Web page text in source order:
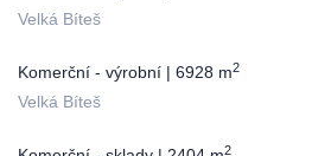
Velká Bíteš
Komerční - výrobní | 6928 m2
Velká Bíteš
2